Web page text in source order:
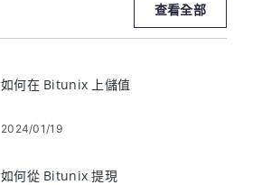
查看全部
如何在 Bitunix 上儲值
2024/01/19
如何從 Bitunix 提現